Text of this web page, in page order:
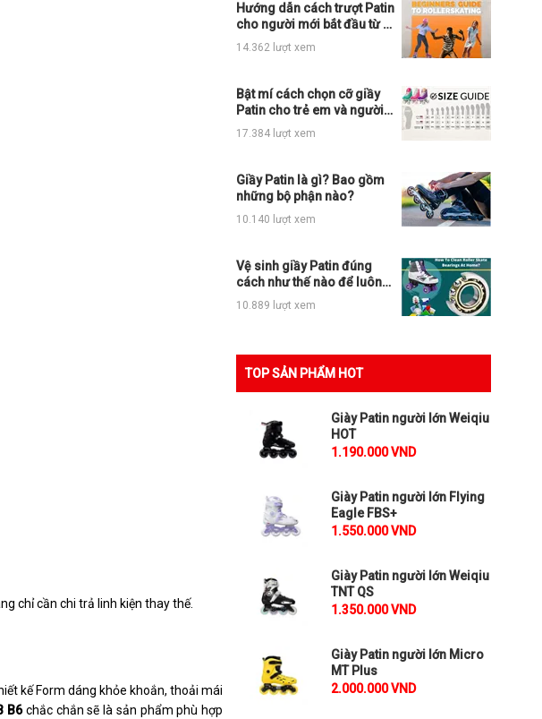
chỉ cần chi trả linh kiện thay thế.
kế Form dáng khỏe khoắn, thoải mái
B6chắc chắn sẽ là sản phẩm phù hợp
Hướng dẫn cách trượt Patin
cho người mới bắt đầu từ A
- Z
14.362 lượt xem
Bật mí cách chọn cỡ giầy
Patin cho trẻ em và người
lớn siêu chuẩn?
17.384 lượt xem
Giầy Patin là gì? Bao gồm
những bộ phận nào?
10.140 lượt xem
Vệ sinh giầy Patin đúng
cách như thế nào để luôn
mới và đẹp
10.889 lượt xem
TOP SẢN PHẨM HOT
Giày Patin người lớn Weiqiu
HOT
1.190.000 VND
Giày Patin người lớn Flying
Eagle FBS+
1.550.000 VND
Giày Patin người lớn Weiqiu
TNT QS
1.350.000 VND
Giày Patin người lớn Micro
MT Plus
2.000.000 VND